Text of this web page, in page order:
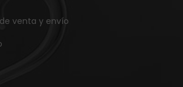
venta y envío